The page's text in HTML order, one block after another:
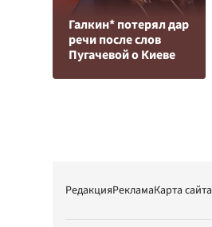
Галкин* потерял дар
речи после слов
Пугачевой о Киеве
РедакцияРекламаКарта сайта